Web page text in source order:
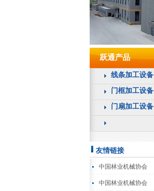
跃通产品
线条加工设备
门框加工设备
门扇加工设备
友情链接
中国林业机械协会
中国林业机械协会